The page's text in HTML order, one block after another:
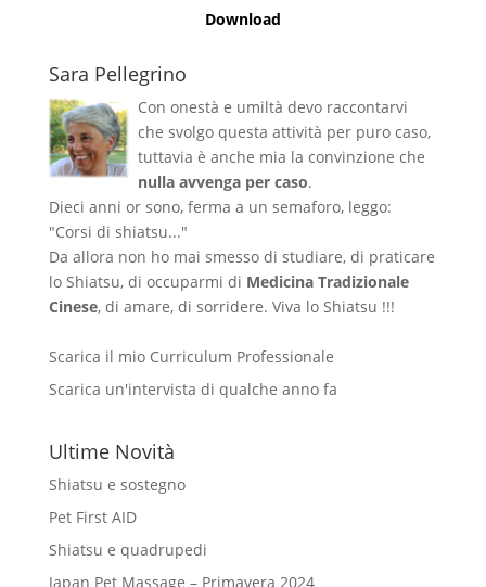
Download
Sara Pellegrino
Con onestà e umiltà devo raccontarvi
che svolgo questa attività per puro caso,
tuttavia è anche mia la convinzione che
nulla avvenga per caso.
Dieci anni or sono, ferma a un semaforo, leggo:
"Corsi di shiatsu..."
Da allora non ho mai smesso di studiare, di praticare
lo Shiatsu, di occuparmi di Medicina Tradizionale
Cinese, di amare, di sorridere. Viva lo Shiatsu !!!
Scarica il mio Curriculum Professionale
Scarica un'intervista di qualche anno fa
Ultime Novità
Shiatsu e sostegno
Pet First AID
Shiatsu e quadrupedi
Japan Pet Massage – Primavera 2024